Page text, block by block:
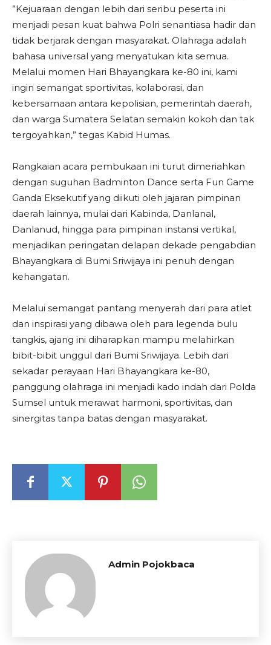
​”Kejuaraan dengan lebih dari seribu peserta ini
menjadi pesan kuat bahwa Polri senantiasa hadir dan
tidak berjarak dengan masyarakat. Olahraga adalah
bahasa universal yang menyatukan kita semua.
Melalui momen Hari Bhayangkara ke-80 ini, kami
ingin semangat sportivitas, kolaborasi, dan
kebersamaan antara kepolisian, pemerintah daerah,
dan warga Sumatera Selatan semakin kokoh dan tak
tergoyahkan,” tegas Kabid Humas.
​Rangkaian acara pembukaan ini turut dimeriahkan
dengan suguhan Badminton Dance serta Fun Game
Ganda Eksekutif yang diikuti oleh jajaran pimpinan
daerah lainnya, mulai dari Kabinda, Danlanal,
Danlanud, hingga para pimpinan instansi vertikal,
menjadikan peringatan delapan dekade pengabdian
Bhayangkara di Bumi Sriwijaya ini penuh dengan
kehangatan.
Melalui semangat pantang menyerah dari para atlet
dan inspirasi yang dibawa oleh para legenda bulu
tangkis, ajang ini diharapkan mampu melahirkan
bibit-bibit unggul dari Bumi Sriwijaya. Lebih dari
sekadar perayaan Hari Bhayangkara ke-80,
panggung olahraga ini menjadi kado indah dari Polda
Sumsel untuk merawat harmoni, sportivitas, dan
sinergitas tanpa batas dengan masyarakat.
Admin Pojokbaca